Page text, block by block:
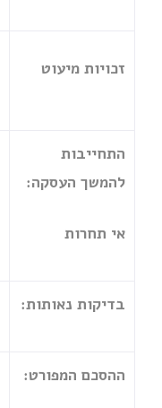
זכויות מיעוט
התחייבות
להמשך העסקה:
אי תחרות
בדיקות נאותות:
ההסכם המפורט: